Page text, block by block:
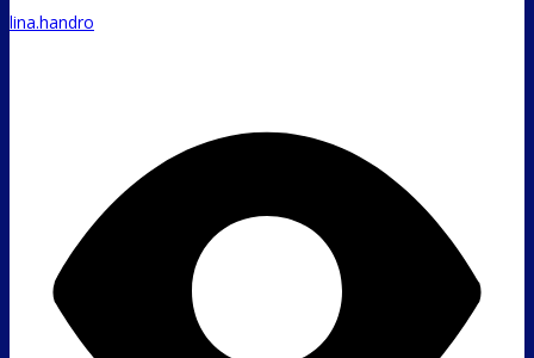
lina.handro